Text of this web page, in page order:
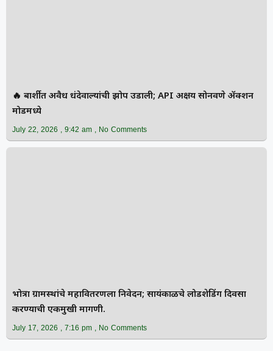
🔥 बार्शीत अवैध धंदेवाल्यांची झोप उडाली; API अक्षय सोनवणे ॲक्शन
मोडमध्ये
July 22, 2026 9:42 am No Comments
भोत्रा ग्रामस्थांचे महावितरणला निवेदन; सायंकाळचे लोडशेडिंग दिवसा
करण्याची एकमुखी मागणी.
July 17, 2026 7:16 pm No Comments